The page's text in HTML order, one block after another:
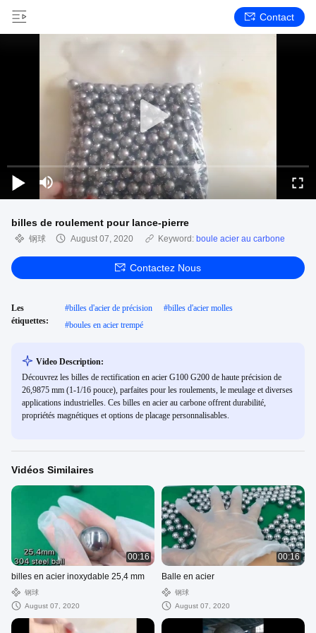
Contact
billes de roulement pour lance-pierre
钢球 August 07, 2020 Keyword: boule acier au carbone
Contactez Nous
Les
étiquettes:
#billes d'acier de précision #billes d'acier molles
#boules en acier trempé
Video Description:
Découvrez les billes de rectification en acier G100 G200 de haute précision de
26,9875 mm (1-1/16 pouce), parfaites pour les roulements, le meulage et diverses
applications industrielles. Ces billes en acier au carbone offrent durabilité,
propriétés magnétiques et options de placage personnalisables.
Vidéos Similaires
00:16
billes en acier inoxydable 25,4 mm
钢球
August 07, 2020
00:16
Balle en acier
钢球
August 07, 2020